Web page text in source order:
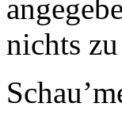
nichts